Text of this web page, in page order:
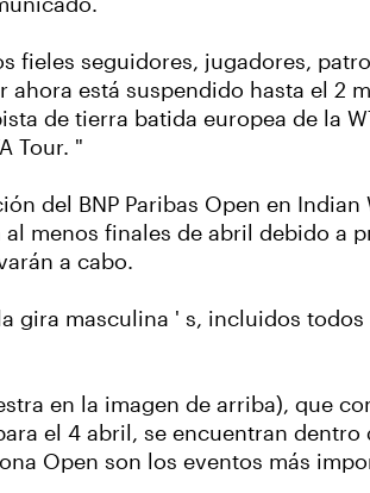
fieles seguidores, jugadores,
ahora está suspendido hasta el 2
de tierra batida europea de la
Tour. "
del BNP Paribas Open en
menos finales de abril debido a
a cabo.
gira masculina ' s, incluidos todos
en la imagen de arriba), que
el 4 abril, se encuentran dentro
Open son los eventos más